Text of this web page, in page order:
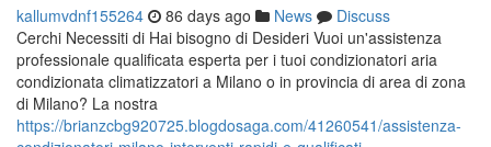
kallumvdnf155264 86 days ago News
Discuss
Cerchi Necessiti di Hai bisogno di Desideri Vuoi un'assistenza
professionale qualificata esperta per i tuoi condizionatori aria
condizionata climatizzatori a Milano o in provincia di area di zona
di Milano? La nostra
https://brianzcbg920725.blogdosaga.com/41260541/assistenza-